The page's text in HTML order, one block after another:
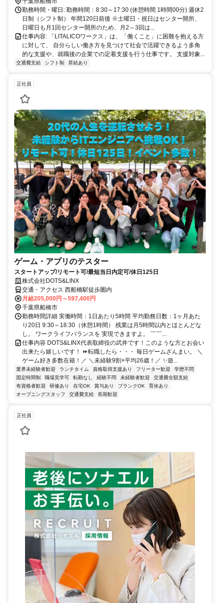
勤務時間・曜日: 勤務時間：8:30～17:30 (休憩時間 1時間00分) 週休2
日制（シフト制） 年間120日前後 ※土曜日・祝日はセンター開所、
日曜日も月1回センター開所のため、月2～3回は...
仕事内容: 「LITALICOワークス」は、「働くこと」に困難を抱える方
に対して、 自分らしい働き方を見つけて社会で活躍できるよう多角
的な支援や、就職後の企業での定着支援を行う仕事です。 支援対象...
交通費支給 シフト制 昇給あり
正社員
ゲーム・アプリのテスター
スタートアップ/リモート可/最短当日内定可/休日125日
株式会社DOTS&LINX
交通・アクセス 西船橋駅徒歩圏内
月給205,000円～597,400円
千葉県船橋市
勤務時間詳細 実働時間：1日あたり5時間 平均勤務日数：1ヶ月あた
り20日 9:30～18:30（休憩1時間） 残業は月5時間以内とほとんどな
し。 ワークライフバランスを 実現できますよ。 ￣￣...
仕事内容 DOTS&LINX代表取締役の武井です！このような方とお会い
出来たら嬉しいです！ ⏩転職したら・・・ 毎日ゲームざんまい。 ＼
ゲーム好き多数在籍！／ ＼未経験9割×平均26歳！／ ✨遊...
業界未経験者歓迎 ランチタイム 資格取得支援あり フリーター歓迎
学歴不問
固定時間制
職場見学可 転勤なし 経験不問 未経験者歓迎
交通費全額支給
有資格者歓迎
研修あり 在宅OK 賞与あり ブランクOK
育休あり
オープニングスタッフ
交通費支給 長期歓迎
正社員